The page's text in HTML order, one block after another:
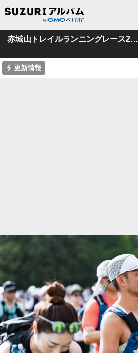
赤城山トレイルランニングレース2023 パート1
⚡ 更新情報